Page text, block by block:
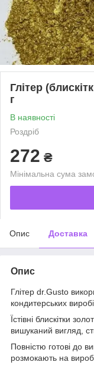
Глітер
г
В наявності
Роздріб
272 ₴
Мінімальна сума
Опис Доставка
Опис
Глітер dr.Gusto
кондитерських
Їстівні блискітки
вишуканий вигляд,
Повністю готові до
розмокають на